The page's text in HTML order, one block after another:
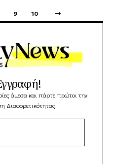
9 10
άμεσα και πάρτε πρώτοι την
Διαφορετικότητας!